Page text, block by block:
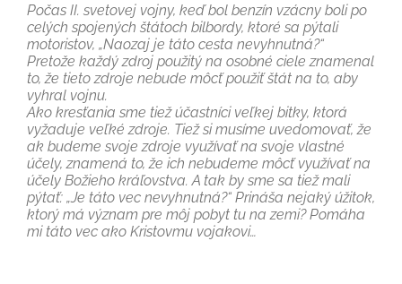
Počas II. svetovej vojny, keď bol benzín vzácny boli po
celých spojených štátoch bilbordy, ktoré sa pýtali
motoristov, „Naozaj je táto cesta nevyhnutná?“
Pretože každý zdroj použitý na osobné ciele znamenal
to, že tieto zdroje nebude môcť použiť štát na to, aby
vyhral vojnu.
Ako kresťania sme tiež účastníci veľkej bitky, ktorá
vyžaduje veľké zdroje. Tiež si musíme uvedomovať, že
ak budeme svoje zdroje využívať na svoje vlastné
účely, znamená to, že ich nebudeme môcť využívať na
účely Božieho kráľovstva. A tak by sme sa tiež mali
pýtať: „Je táto vec nevyhnutná?“ Prináša nejaký úžitok,
ktorý má význam pre môj pobyt tu na zemi? Pomáha
mi táto vec ako Kristovmu vojakovi…